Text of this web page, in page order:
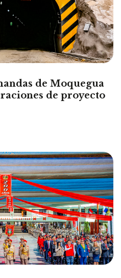
de Moquegua
de proyecto